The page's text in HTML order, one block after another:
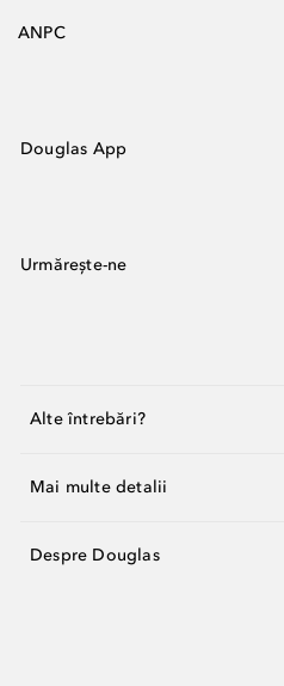
ANPC
Douglas App
Urmărește-ne
Alte întrebări?
Mai multe detalii
Despre Douglas